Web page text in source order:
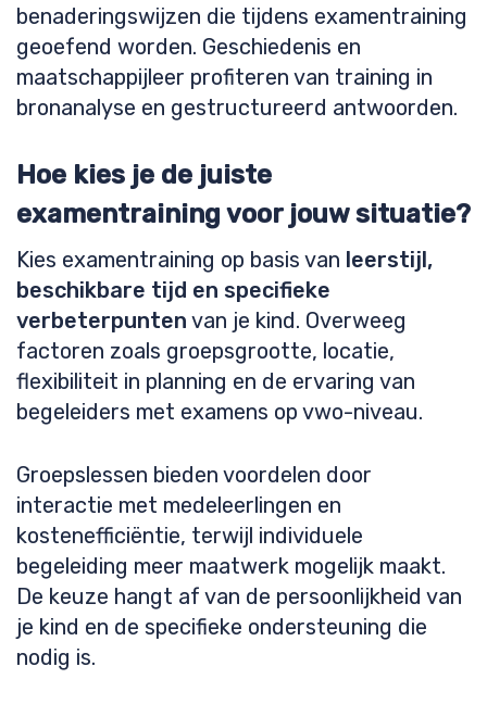
benaderingswijzen die tijdens examentraining
geoefend worden. Geschiedenis en
maatschappijleer profiteren van training in
bronanalyse en gestructureerd antwoorden.
Hoe kies je de juiste
examentraining voor jouw situatie?
Kies examentraining op basis van leerstijl,
beschikbare tijd en specifieke
verbeterpunten van je kind. Overweeg
factoren zoals groepsgrootte, locatie,
flexibiliteit in planning en de ervaring van
begeleiders met examens op vwo-niveau.
Groepslessen bieden voordelen door
interactie met medeleerlingen en
kostenefficiëntie, terwijl individuele
begeleiding meer maatwerk mogelijk maakt.
De keuze hangt af van de persoonlijkheid van
je kind en de specifieke ondersteuning die
nodig is.